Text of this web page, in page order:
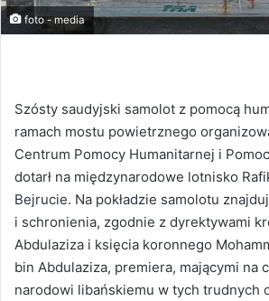
foto - media
Szósty saudyjski samolot z pomocą
ramach mostu powietrznego
Centrum Pomocy Humanitarnej i
dotarł na międzynarodowe lotnisko
Bejrucie. Na pokładzie samolotu
i schronienia, zgodnie z dyrektywami
Abdulaziza i księcia koronnego
bin Abdulaziza, premiera, mającymi na
narodowi libańskiemu w tych trudnych